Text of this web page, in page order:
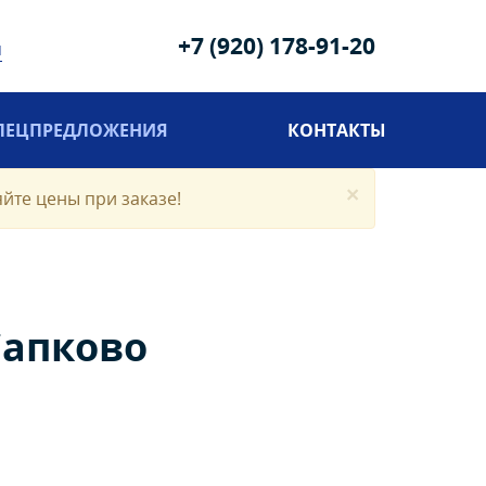
+7 (920) 178-91-20
КОНТАКТЫ
×
цены при заказе!